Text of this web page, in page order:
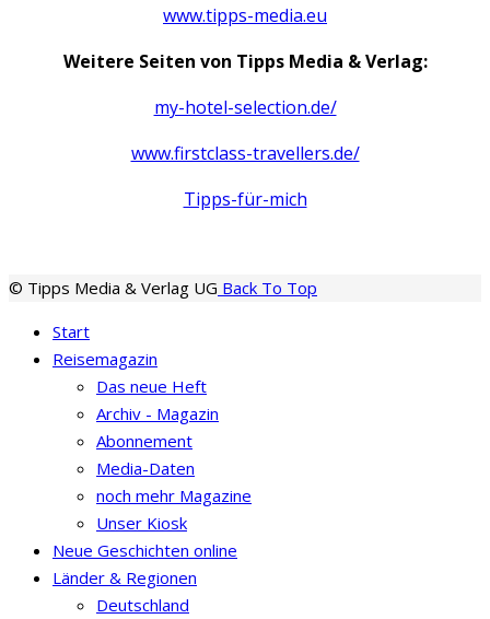
www.tipps-media.eu
Weitere Seiten von Tipps Media & Verlag:
my-hotel-selection.de/
www.firstclass-travellers.de/
Tipps-für-mich
© Tipps Media & Verlag UG Back To Top
Start
Reisemagazin
Das neue Heft
Archiv - Magazin
Abonnement
Media-Daten
noch mehr Magazine
Unser Kiosk
Neue Geschichten online
Länder & Regionen
Deutschland